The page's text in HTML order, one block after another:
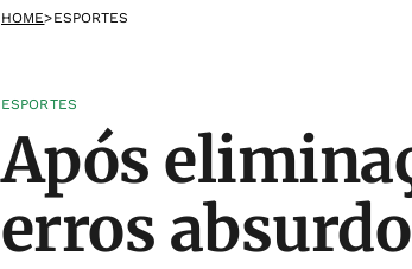
HOME>ESPORTES
ESPORTES
Após
erros